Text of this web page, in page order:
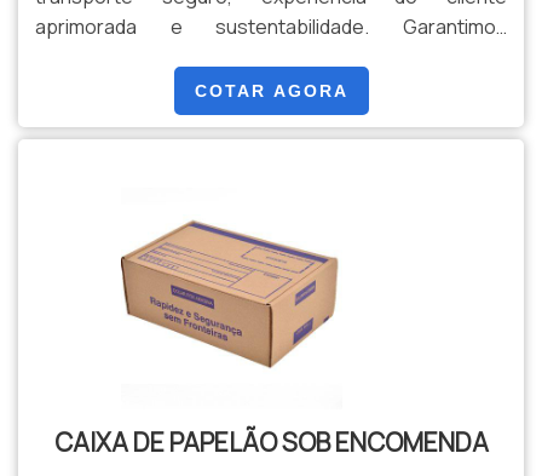
aprimorada e sustentabilidade. Garantimos
qualquer demanda.COTAR AGORA
CAIXA DE PAPELÃO SOB ENCOMENDA